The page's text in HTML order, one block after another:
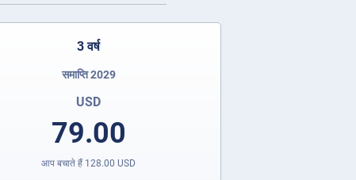
3 वर्ष
समाप्ति 2029
USD
79.00
आप बचाते हैं 128.00 USD